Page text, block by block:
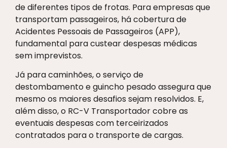
de diferentes tipos de frotas. Para empresas que
transportam passageiros, há cobertura de
Acidentes Pessoais de Passageiros (APP),
fundamental para custear despesas médicas
sem imprevistos.
Já para caminhões, o serviço de
destombamento e guincho pesado assegura que
mesmo os maiores desafios sejam resolvidos. E,
além disso, o RC-V Transportador cobre as
eventuais despesas com terceirizados
contratados para o transporte de cargas.